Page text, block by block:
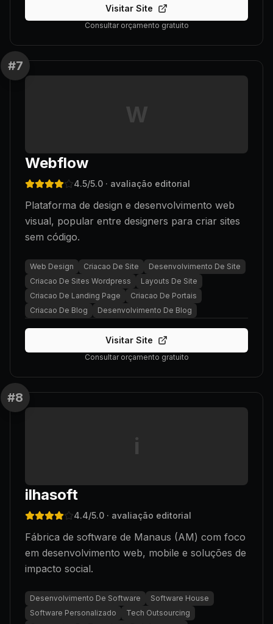
Visitar Site
Consultar orçamento gratuito
#7
W
Webflow
4.5/5.0 · avaliação editorial
Plataforma de design e desenvolvimento web
visual, popular entre designers para criar sites
sem código.
Web Design Criacao De Site
Desenvolvimento De Site
Criacao De Sites Wordpress
Layouts De Site
Criacao De Landing Page
Criacao De Portais
Criacao De Blog
Desenvolvimento De Blog
Visitar Site
Consultar orçamento gratuito
#8
i
ilhasoft
4.4/5.0 · avaliação editorial
Fábrica de software de Manaus (AM) com foco
em desenvolvimento web, mobile e soluções de
impacto social.
Desenvolvimento De Software
Software House
Software Personalizado
Tech Outsourcing